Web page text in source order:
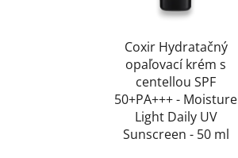
Coxir Hydratačný
opaľovací krém s
centellou SPF
50+PA+++ - Moisture
Light Daily UV
Sunscreen - 50 ml